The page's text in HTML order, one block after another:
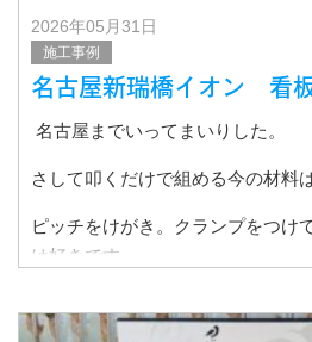
2026年05月31日
施工事例
名古屋新瑞橋イオン 看
名古屋までいってまいりした。
さして叩くだけで組める今の材料
ピッチをけがき。クランプをつけ
は好きです。